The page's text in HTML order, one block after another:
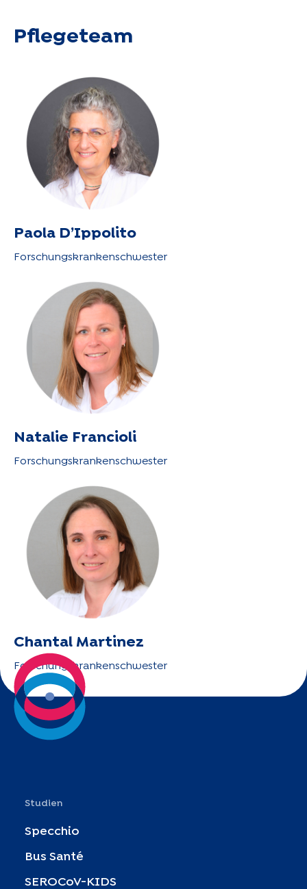
Pflegeteam
Paola D’Ippolito
Forschungskrankenschwester
Natalie Francioli
Forschungskrankenschwester
Chantal Martinez
Forschungskrankenschwester
Studien
Specchio
Bus Santé
SEROCoV-KIDS